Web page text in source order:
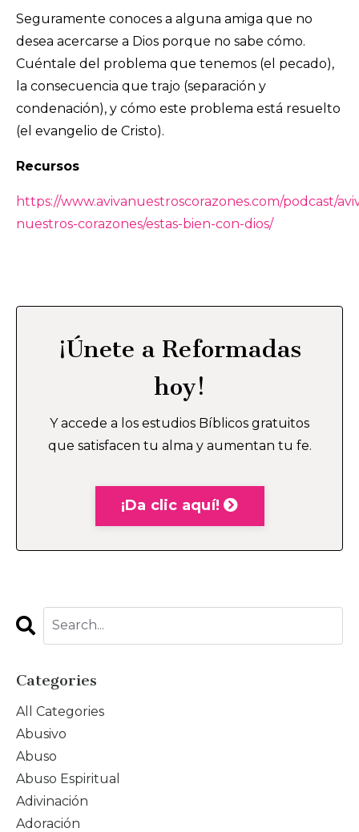
Seguramente conoces a alguna amiga que no
desea acercarse a Dios porque no sabe cómo.
Cuéntale del problema que tenemos (el pecado),
la consecuencia que trajo (separación y
condenación), y cómo este problema está resuelto
(el evangelio de Cristo).
Recursos
https://www.avivanuestroscorazones.com/podcast/
nuestros-corazones/estas-bien-con-dios/
¡Únete a Reformadas
hoy!
Y accede a los estudios Bíblicos gratuitos
que satisfacen tu alma y aumentan tu fe.
¡Da clic aquí!
Categories
All Categories
Abusivo
Abuso
Abuso Espiritual
Adivinación
Adoración